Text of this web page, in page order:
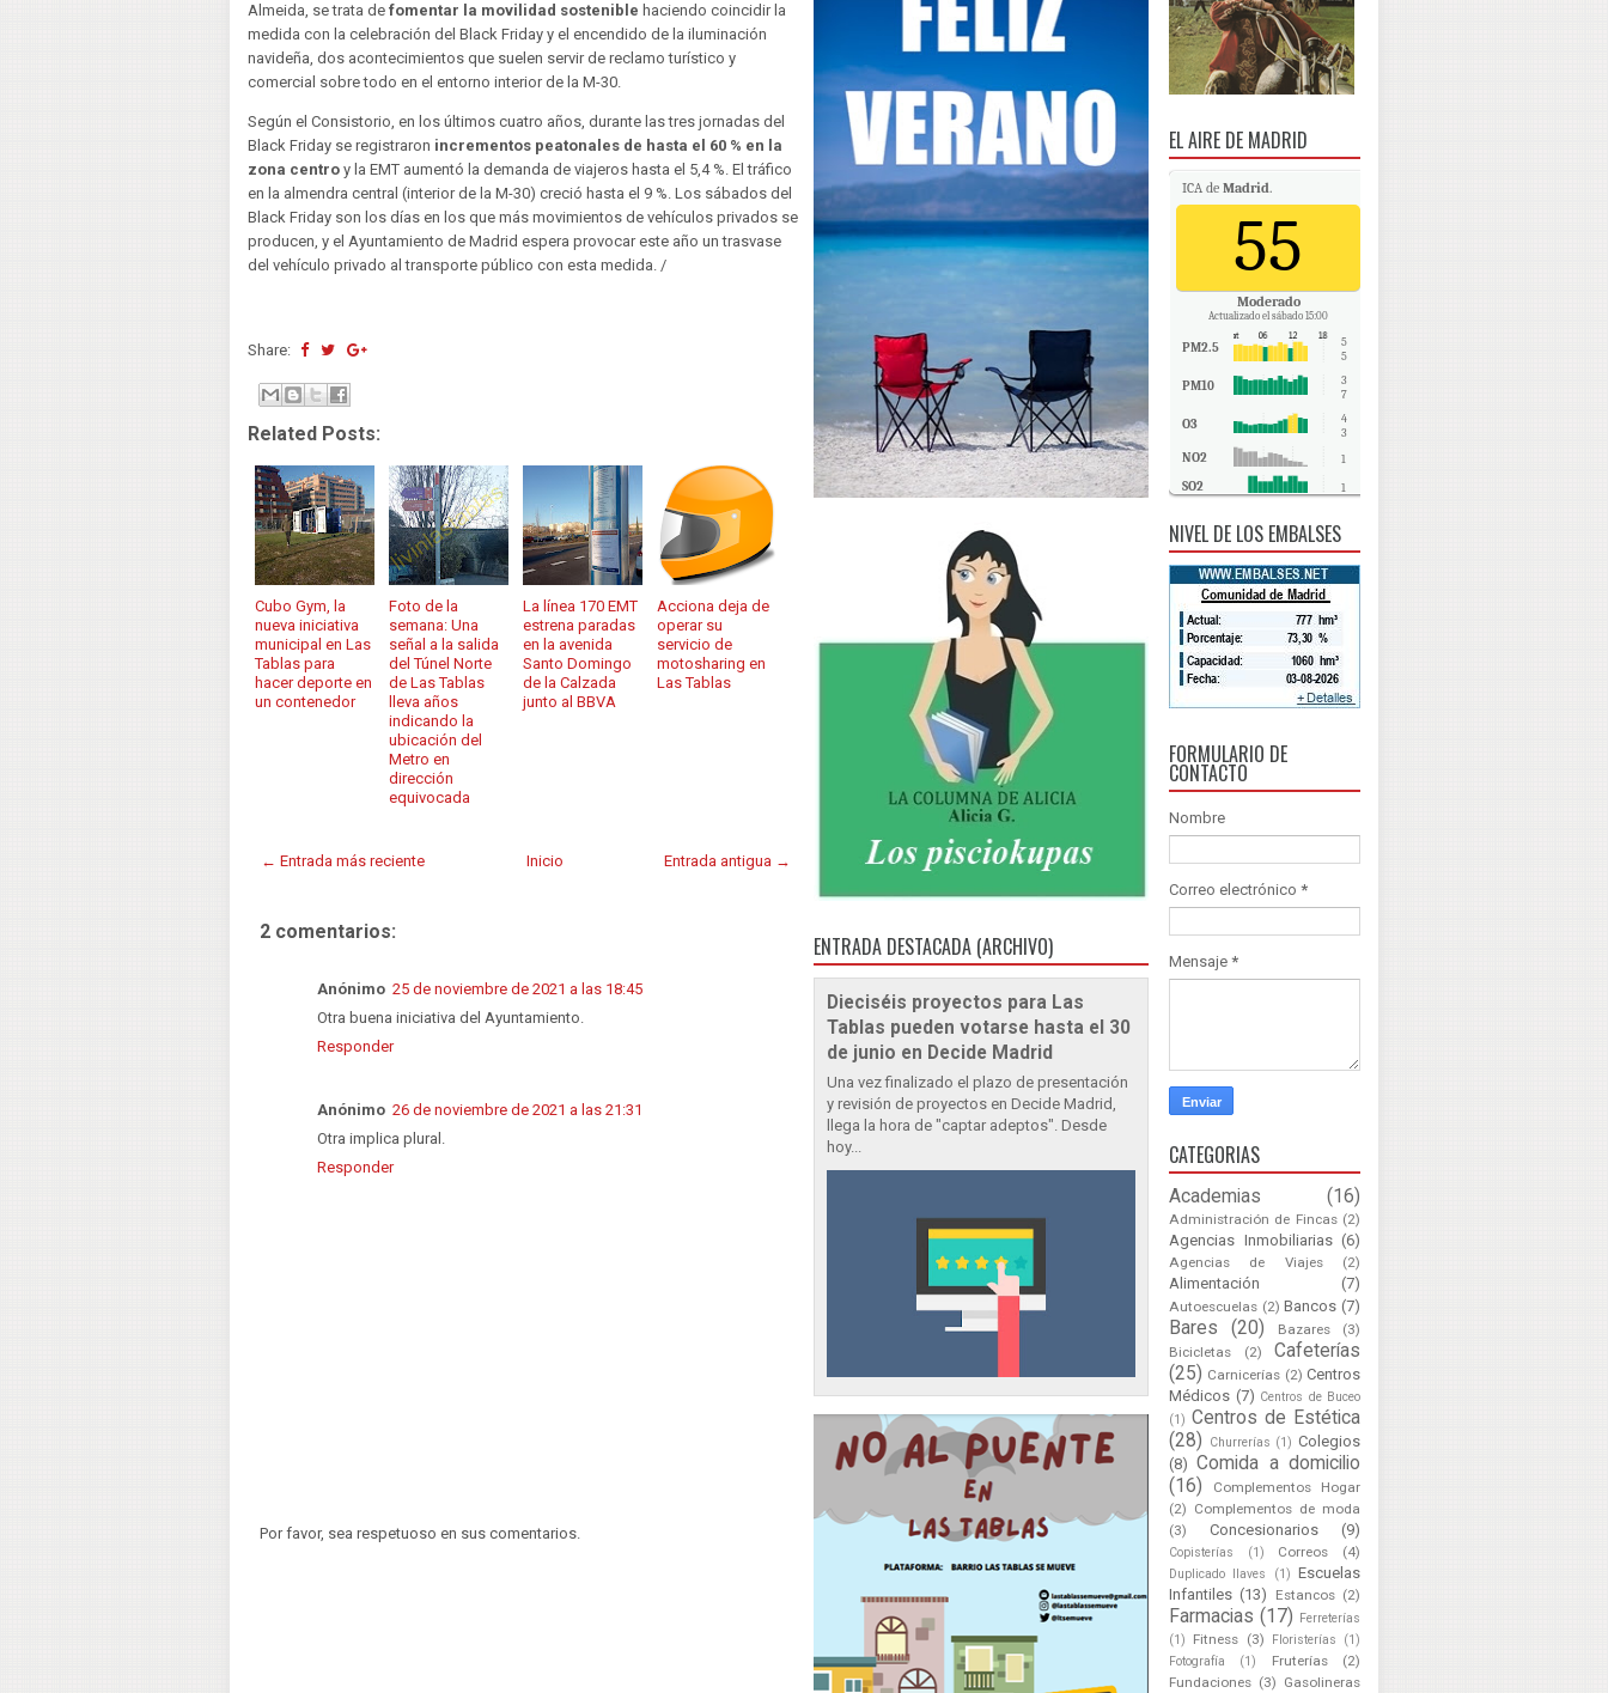
Almeida, se trata de fomentar la movilidad sostenible haciendo coincidir la
medida con la celebración del Black Friday y el encendido de la iluminación
navideña, dos acontecimientos que suelen servir de reclamo turístico y
comercial sobre todo en el entorno interior de la M-30.
Según el Consistorio, en los últimos cuatro años, durante las tres jornadas del
Black Friday se registraron incrementos peatonales de hasta el 60 % en la
zona centro y la EMT aumentó la demanda de viajeros hasta el 5,4 %. El tráfico
en la almendra central (interior de la M-30) creció hasta el 9 %. Los sábados del
Black Friday son los días en los que más movimientos de vehículos privados se
producen, y el Ayuntamiento de Madrid espera provocar este año un trasvase
del vehículo privado al transporte público con esta medida. /
Share:
Related Posts:
Cubo Gym, la
nueva iniciativa
municipal en Las
Tablas para
hacer deporte en
un contenedor
Foto de la
semana: Una
señal a la salida
del Túnel Norte
de Las Tablas
lleva años
indicando la
ubicación del
Metro en
dirección
equivocada
La línea 170 EMT
estrena paradas
en la avenida
Santo Domingo
de la Calzada
junto al BBVA
Acciona deja de
operar su
servicio de
motosharing en
Las Tablas
← Entrada más reciente Entrada antigua →
Inicio
2 comentarios:
Anónimo 25 de noviembre de 2021 a las 18:45
Otra buena iniciativa del Ayuntamiento.
Responder
Anónimo 26 de noviembre de 2021 a las 21:31
Otra implica plural.
Responder
Por favor, sea respetuoso en sus comentarios.
ENTRADA DESTACADA (ARCHIVO)
Dieciséis proyectos para Las
Tablas pueden votarse hasta el 30
de junio en Decide Madrid
Una vez finalizado el plazo de presentación
y revisión de proyectos en Decide Madrid,
llega la hora de "captar adeptos". Desde
hoy...
EL AIRE DE MADRID
ICA de Madrid.
55
Moderado
Actualizado el sábado 15:00
PM2.5
5
5
PM10
3
7
O3
4
3
NO2 1
SO2 1
NIVEL DE LOS EMBALSES
FORMULARIO DE
CONTACTO
Nombre
Correo electrónico *
Mensaje *
CATEGORIAS
Academias (16)
Administración de Fincas (2)
Agencias Inmobiliarias (6)
Agencias de Viajes (2)
Alimentación (7)
Autoescuelas (2) Bancos (7)
Bares (20) Bazares
(3)
Bicicletas
(2)
Cafeterías
(25) Carnicerías (2) Centros
Médicos (7) Centros de Buceo
(1) Centros de Estética
(28)
Churrerías (1) Colegios
(8) Comida a domicilio
(16)
Complementos Hogar
(2) Complementos de moda
(3)
Concesionarios (9)
Copisterías (1) Correos (4)
Duplicado llaves (1) Escuelas
Infantiles (13) Estancos (2)
Farmacias (17) Ferreterías
(1)
Fitness (3) Floristerías
(1)
Fotografía
(1) Fruterías
(2)
Fundaciones (3) Gasolineras